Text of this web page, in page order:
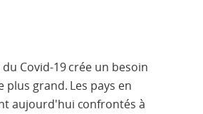
Covid-19 crée un besoin
plus grand. Les pays en
aujourd'hui confrontés à